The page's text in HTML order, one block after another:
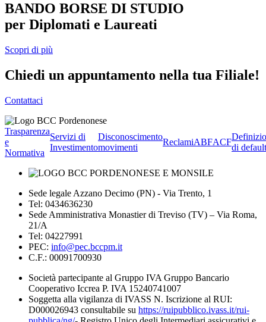
BANDO BORSE DI STUDIO
per Diplomati e Laureati
Scopri di più
Chiedi un appuntamento nella tua Filiale!
Contattaci
Trasparenza
e
Normativa
Servizi di
Investimento
Disconoscimento
movimenti
ReclamiABFACF
di default
Sede legale Azzano Decimo (PN) - Via Trento, 1
Tel: 0434636230
Sede Amministrativa Monastier di Treviso (TV) – Via Roma,
21/A
Tel: 04227991
PEC: info@pec.bccpm.it
C.F.: 00091700930
Società partecipante al Gruppo IVA Gruppo Bancario
Cooperativo Iccrea P. IVA 15240741007
Soggetta alla vigilanza di IVASS N. Iscrizione al RUI:
D000026943 consultabile su https://ruipubblico.ivass.it/rui-